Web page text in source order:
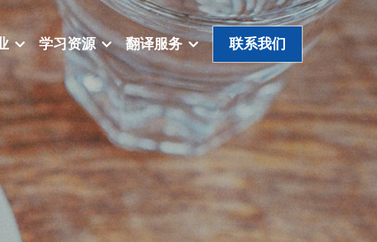
学习资源 翻译服务 联系我们